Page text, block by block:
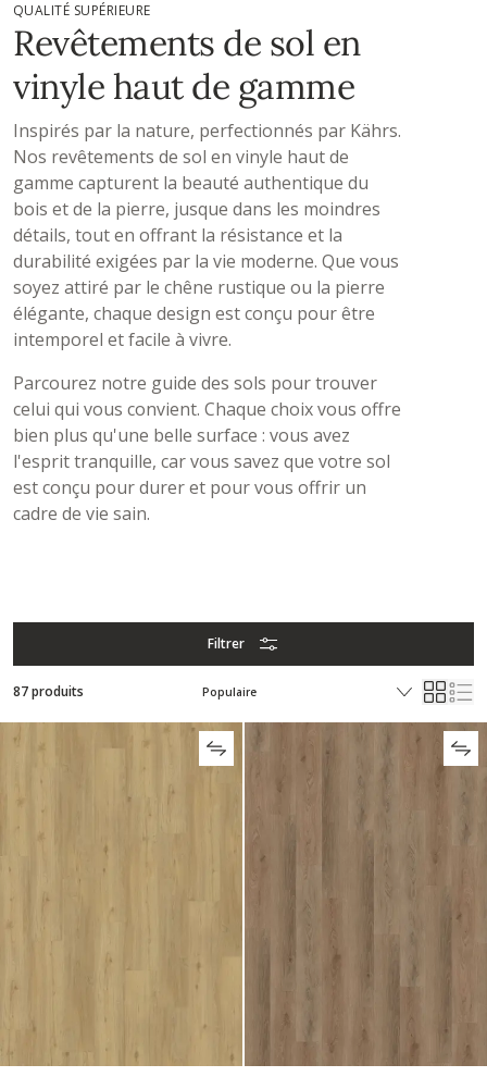
QUALITÉ SUPÉRIEURE
Revêtements de sol en
vinyle haut de gamme
Inspirés par la nature, perfectionnés par Kährs.
Nos revêtements de sol en vinyle haut de
gamme capturent la beauté authentique du
bois et de la pierre, jusque dans les moindres
détails, tout en offrant la résistance et la
durabilité exigées par la vie moderne. Que vous
soyez attiré par le chêne rustique ou la pierre
élégante, chaque design est conçu pour être
intemporel et facile à vivre.
Parcourez notre guide des sols pour trouver
celui qui vous convient. Chaque choix vous offre
bien plus qu'une belle surface : vous avez
l'esprit tranquille, car vous savez que votre sol
est conçu pour durer et pour vous offrir un
cadre de vie sain.
Filtrer
87 produits